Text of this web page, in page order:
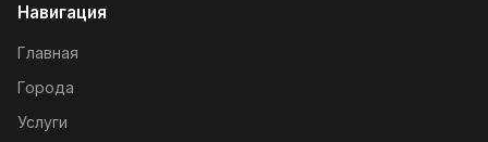
Навигация
Главная
Города
Услуги